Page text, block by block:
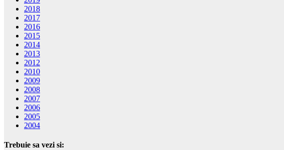
2018
2017
2016
2015
2014
2013
2012
2010
2009
2008
2007
2006
2005
2004
Trebuie sa vezi si: